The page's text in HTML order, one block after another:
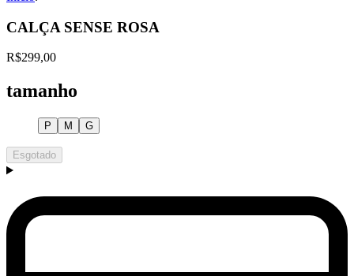
CALÇA SENSE ROSA
R$299,00
tamanho
P M G
Esgotado